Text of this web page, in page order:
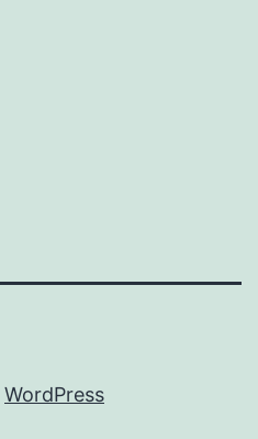
WordPress